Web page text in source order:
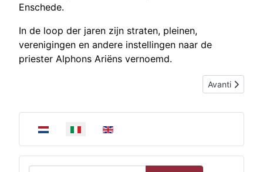
Seleziona la tua lingua
Enschede.
In de loop der jaren zijn straten, pleinen,
verenigingen en andere instellingen naar de
priester Alphons Ariëns vernoemd.
Articolo
Avanti